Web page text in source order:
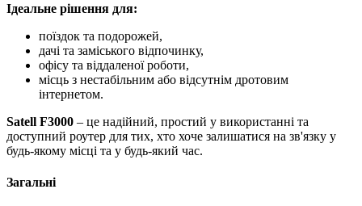
Ідеальне рішення для:
поїздок та подорожей,
дачі та заміського відпочинку,
офісу та віддаленої роботи,
місць з нестабільним або відсутнім дротовим
інтернетом.
Satell F3000 – це надійний, простий у використанні та
доступний роутер для тих, хто хоче залишатися на зв'язку у
будь-якому місці та у будь-який час.
Загальні